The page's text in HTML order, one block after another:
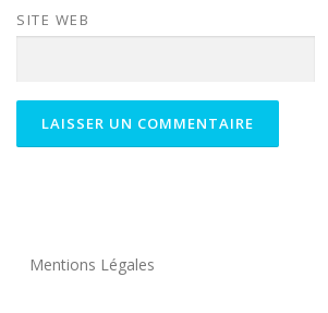
SITE WEB
Mentions Légales